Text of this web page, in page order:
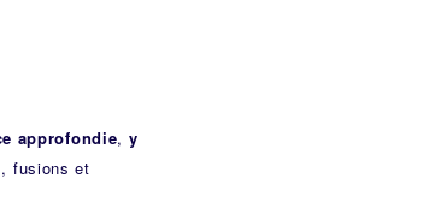
approfondie, y
fusions et